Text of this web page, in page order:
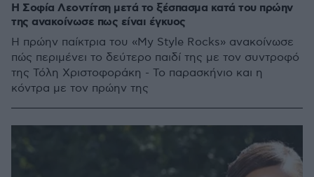
Η Σοφία Λεοντίτση μετά το ξέσπασμα κατά του πρώην
της ανακοίνωσε πως είναι έγκυος
Η πρώην παίκτρια του «My Style Rocks» ανακοίνωσε
πώς περιμένει το δεύτερο παιδί της με τον συντροφό
της Τόλη Χριστοφοράκη - Το παρασκήνιο και η
κόντρα με τον πρώην της